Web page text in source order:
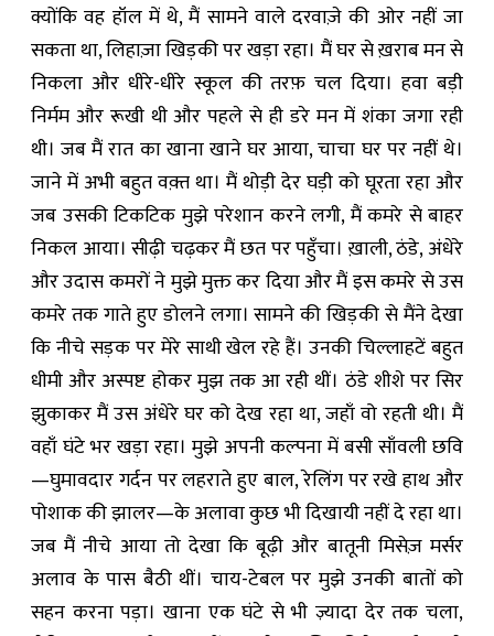
क्योंकि वह हॉल में थे, मैं सामने वाले दरवाज़े की ओर नहीं जा
सकता था, लिहाज़ा खिड़की पर खड़ा रहा। मैं घर से ख़राब मन से
निकला और धीरे-धीरे स्कूल की तरफ़ चल दिया। हवा बड़ी
निर्मम और रूखी थी और पहले से ही डरे मन में शंका जगा रही
थी। जब मैं रात का खाना खाने घर आया, चाचा घर पर नहीं थे।
जाने में अभी बहुत वक़्त था। मैं थोड़ी देर घड़ी को घूरता रहा और
जब उसकी टिकटिक मुझे परेशान करने लगी, मैं कमरे से बाहर
निकल आया। सीढ़ी चढ़कर मैं छत पर पहुँचा। ख़ाली, ठंडे, अंधेरे
और उदास कमरों ने मुझे मुक्त कर दिया और मैं इस कमरे से उस
कमरे तक गाते हुए डोलने लगा। सामने की खिड़की से मैंने देखा
कि नीचे सड़क पर मेरे साथी खेल रहे हैं। उनकी चिल्लाहटें बहुत
धीमी और अस्पष्ट होकर मुझ तक आ रही थीं। ठंडे शीशे पर सिर
झुकाकर मैं उस अंधेरे घर को देख रहा था, जहाँ वो रहती थी। मैं
वहाँ घंटे भर खड़ा रहा। मुझे अपनी कल्पना में बसी साँवली छवि
—घुमावदार गर्दन पर लहराते हुए बाल, रेलिंग पर रखे हाथ और
पोशाक की झालर—के अलावा कुछ भी दिखायी नहीं दे रहा था।
जब मैं नीचे आया तो देखा कि बूढ़ी और बातूनी मिसेज़ मर्सर
अलाव के पास बैठी थीं। चाय-टेबल पर मुझे उनकी बातों को
सहन करना पड़ा। खाना एक घंटे से भी ज़्यादा देर तक चला,